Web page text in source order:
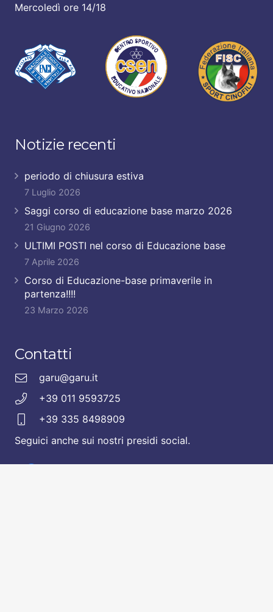
Mercoledì ore 14/18
Notizie recenti
periodo di chiusura estiva
7 Luglio 2026
Saggi corso di educazione base marzo 2026
21 Giugno 2026
ULTIMI POSTI nel corso di Educazione base
7 Aprile 2026
Corso di Educazione-base primaverile in
partenza!!!!
23 Marzo 2026
Contatti
garu@garu.it
+39 011 9593725
+39 335 8498909
Seguici anche sui nostri presidi social.